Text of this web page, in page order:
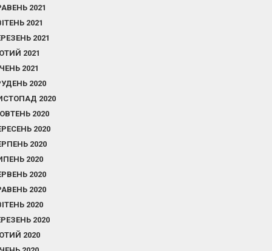
2021
2021
2021
2021
2021
2020
2020
2020
2020
2020
2020
2020
2020
2020
2020
2020